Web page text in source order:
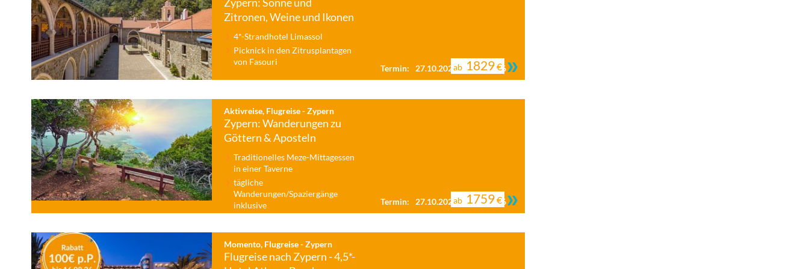
Zypern: Sonne und
Zitronen, Weine und Ikonen
4*-Strandhotel Limassol
Picknick in den Zitrusplantagen
von Fasouri
Termin: 27.10.2026 - 03.11.2026
ab 1829€
Aktivreise, Flugreise - Zypern
Zypern: Wanderungen zu
Göttern & Aposteln
Traditionelles Meze-Mittagessen
in einer Taverne
tägliche
Wanderungen/Spaziergänge
inklusive
Termin: 27.10.2026 - 03.11.2026
ab 1759€
Momento, Flugreise - Zypern
Flugreise nach Zypern - 4,5*-